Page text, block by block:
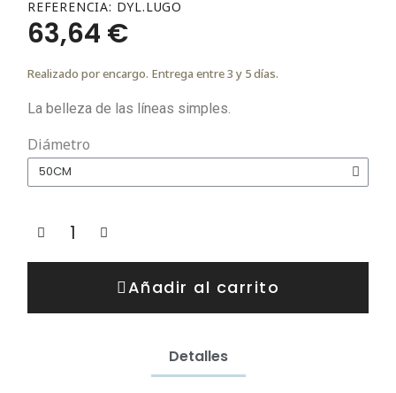
REFERENCIA DYL.LUGO
63,64 €
Realizado por encargo. Entrega entre 3 y 5 días.
La belleza de las líneas simples.
Diámetro
Añadir al carrito
Detalles